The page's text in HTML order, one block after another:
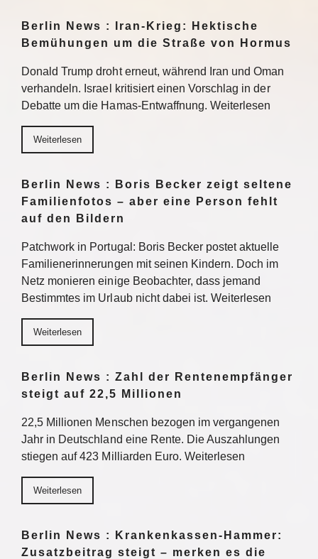
Berlin News : Iran-Krieg: Hektische
Bemühungen um die Straße von Hormus
Donald Trump droht erneut, während Iran und Oman
verhandeln. Israel kritisiert einen Vorschlag in der
Debatte um die Hamas-Entwaffnung. Weiterlesen
Weiterlesen
Berlin News : Boris Becker zeigt seltene
Familienfotos – aber eine Person fehlt
auf den Bildern
Patchwork in Portugal: Boris Becker postet aktuelle
Familienerinnerungen mit seinen Kindern. Doch im
Netz monieren einige Beobachter, dass jemand
Bestimmtes im Urlaub nicht dabei ist. Weiterlesen
Weiterlesen
Berlin News : Zahl der Rentenempfänger
steigt auf 22,5 Millionen
22,5 Millionen Menschen bezogen im vergangenen
Jahr in Deutschland eine Rente. Die Auszahlungen
stiegen auf 423 Milliarden Euro. Weiterlesen
Weiterlesen
Berlin News : Krankenkassen-Hammer:
Zusatzbeitrag steigt – merken es die